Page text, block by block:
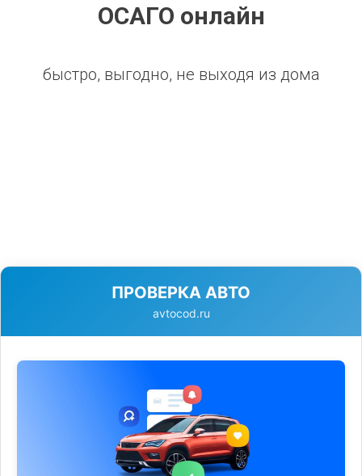
ОСАГО онлайн
быстро, выгодно, не выходя из дома
ПРОВЕРКА АВТО
avtocod.ru